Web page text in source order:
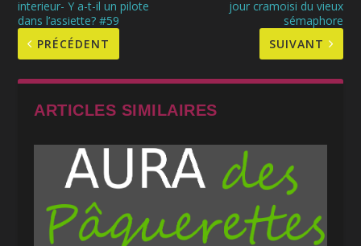
interieur- Y a-t-il un pilote
dans l’assiette? #59
PRÉCÉDENT
jour cramoisi du vieux
sémaphore
SUIVANT
ARTICLES SIMILAIRES